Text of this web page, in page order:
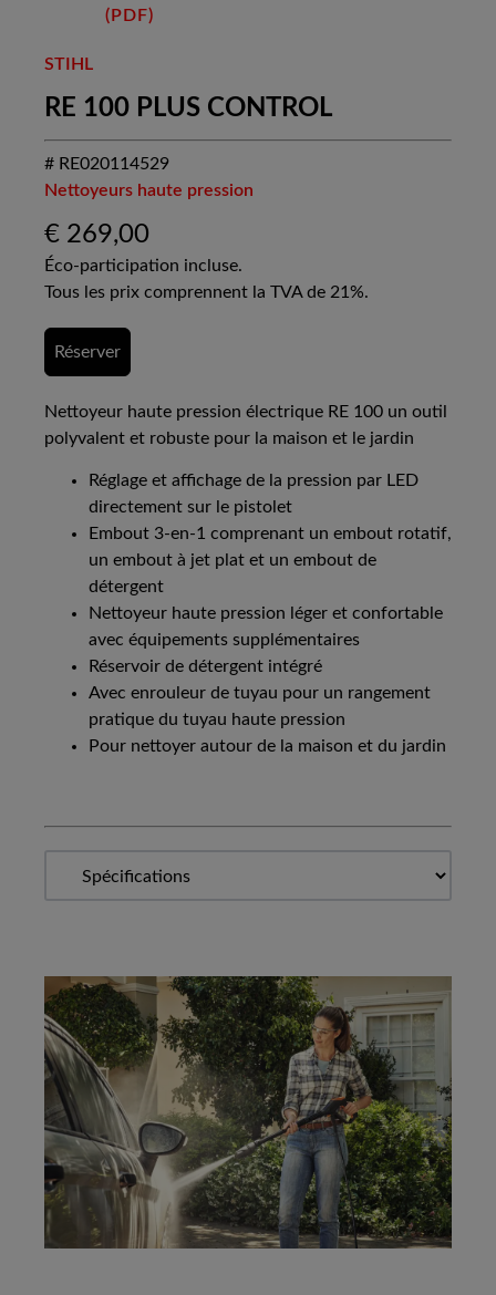
(PDF)
STIHL
RE 100 PLUS CONTROL
# RE020114529
Nettoyeurs haute pression
€ 269,00
Éco-participation incluse.
Tous les prix comprennent la TVA de 21%.
Réserver
Nettoyeur haute pression électrique RE 100 un outil
polyvalent et robuste pour la maison et le jardin
Réglage et affichage de la pression par LED
directement sur le pistolet
Embout 3-en-1 comprenant un embout rotatif,
un embout à jet plat et un embout de
détergent
Nettoyeur haute pression léger et confortable
avec équipements supplémentaires
Réservoir de détergent intégré
Avec enrouleur de tuyau pour un rangement
pratique du tuyau haute pression
Pour nettoyer autour de la maison et du jardin